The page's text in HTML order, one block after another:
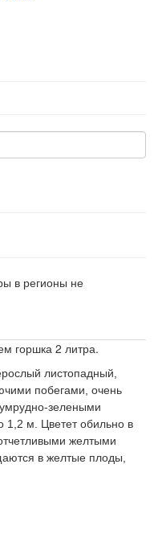
в регионы не
горшка 2 литра.
листопадный,
побегами, очень
зелеными
1,2 м. Цветет обильно в
желтыми
в желтые плоды,